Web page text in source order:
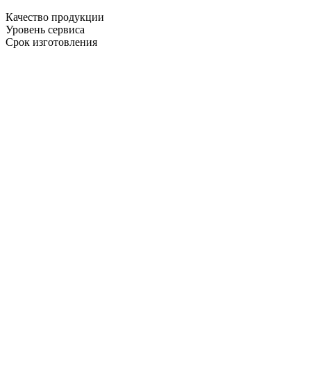
Качество продукции
Уровень сервиса
Срок изготовления